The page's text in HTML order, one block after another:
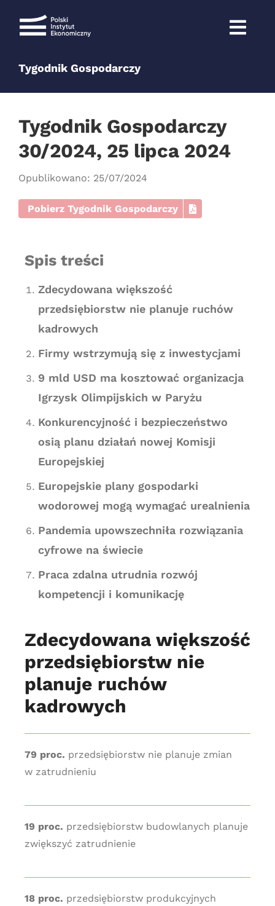
Tygodnik Gospodarczy
Tygodnik Gospodarczy
30/2024, 25 lipca 2024
Opublikowano: 25/07/2024
Pobierz Tygodnik Gospodarczy
Spis treści
Zdecydowana większość
przedsiębiorstw nie planuje ruchów
kadrowych
Firmy wstrzymują się z inwestycjami
9 mld USD ma kosztować organizacja
Igrzysk Olimpijskich w Paryżu
Konkurencyjność i bezpieczeństwo
osią planu działań nowej Komisji
Europejskiej
Europejskie plany gospodarki
wodorowej mogą wymagać urealnienia
Pandemia upowszechniła rozwiązania
cyfrowe na świecie
Praca zdalna utrudnia rozwój
kompetencji i komunikację
Zdecydowana większość
przedsiębiorstw nie
planuje ruchów
kadrowych
79 proc. przedsiębiorstw nie planuje zmian
w zatrudnieniu
19 proc. przedsiębiorstw budowlanych planuje
zwiększyć zatrudnienie
18 proc. przedsiębiorstw produkcyjnych